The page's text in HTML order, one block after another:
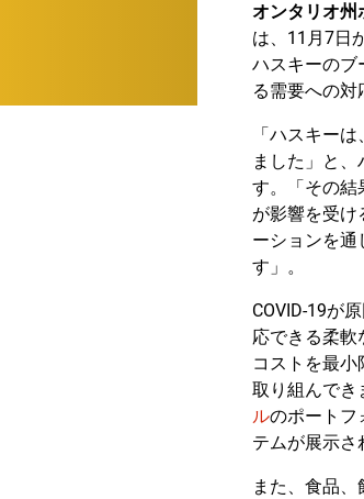
オンタリオ州
は、11月7日
ハスキーのブ
る需要への対
「ハスキー
ました」と
す。「その結
が影響を受け
ーションを通
す」。
COVID-19が
応できる柔
コストを最
取り組んでき
ルのポートフ
テムが展示さ
また、食品